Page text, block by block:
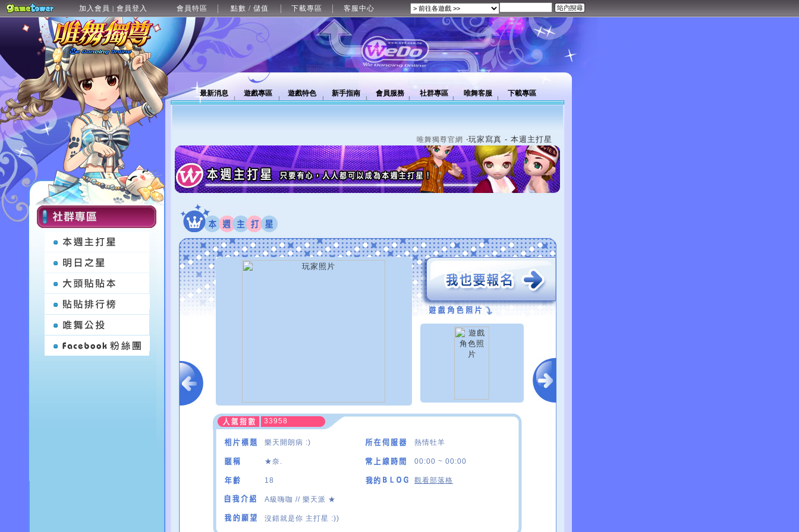
加入會員 | 會員登入 會員特區 點數 / 儲值 下載專區 客服中心
最新消息 遊戲專區 遊戲特色 新手指南 會員服務 社群專區 唯舞客服 下載專區
唯舞獨尊官網 ‧玩家寫真 - 本週主打星
33958
樂天開朗病 :) 熱情牡羊
★奈. 00:00 ~ 00:00
18 觀看部落格
A級嗨咖 // 樂天派 ★
沒錯就是你 主打星 :))